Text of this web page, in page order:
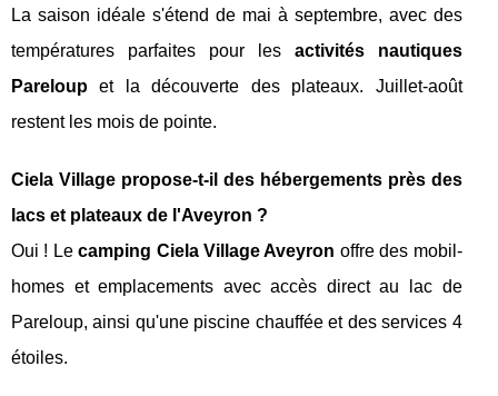
La saison idéale s'étend de mai à septembre, avec des
températures parfaites pour les activités nautiques
Pareloup et la découverte des plateaux. Juillet-août
restent les mois de pointe.
Ciela Village propose-t-il des hébergements près des
lacs et plateaux de l'Aveyron ?
Oui ! Lecamping Ciela Village Aveyron offre des mobil-
homes et emplacements avec accès direct au lac de
Pareloup, ainsi qu'une piscine chauffée et des services 4
étoiles.